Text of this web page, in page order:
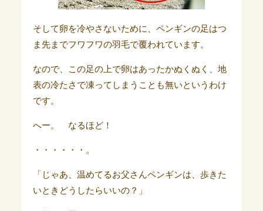
そして卵を冷やさないために、ペンギンの足はつ
ま先までフワフワの羽毛で覆われています。
なので、この足の上で卵はあったかぬくぬく、地
表の冷たさで凍ってしまうことも無いというわけ
です。
へー。 なるほど！
・・・・・・。
「じゃあ、温めてるお父さんペンギンは、歩きた
いときどうしたらいいの？」